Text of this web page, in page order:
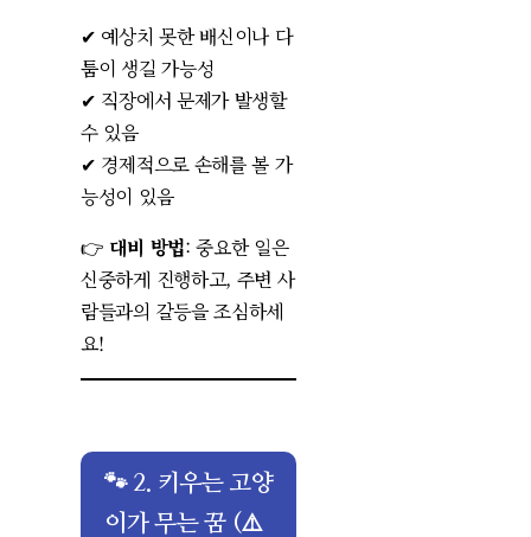
✔ 예상치 못한 배신이나 다
툼이 생길 가능성
✔ 직장에서 문제가 발생할
수 있음
✔ 경제적으로 손해를 볼 가
능성이 있음
👉 대비 방법: 중요한 일은
신중하게 진행하고, 주변 사
람들과의 갈등을 조심하세
요!
🐾 2. 키우는 고양
이가 무는 꿈 (⚠️